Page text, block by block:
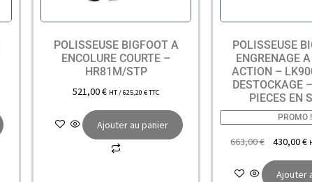
POLISSEUSE BIGFOOT A
ENCOLURE COURTE –
HR81M/STP
521,00€ HT /625,20 €TTC
Ajouter au panier
POLISSEUSE
ENGRENAGE
ACTION –
DESTOCKAGE
PIECES EN
PROMO !
663,00€ 430,00€
Ajouter